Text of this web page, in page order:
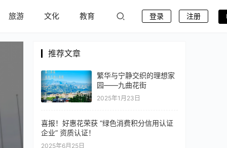
旅游 文化 教育 登录 注册
推荐文章
繁华与宁静交织的理想家
园——九曲花街
2025年1月23日
喜报！好惠花荣获 “绿色消费积分信用认证
企业” 资质认证！
2025年6月25日